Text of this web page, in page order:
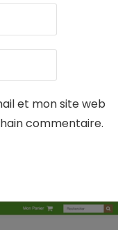
et mon site web
commentaire.